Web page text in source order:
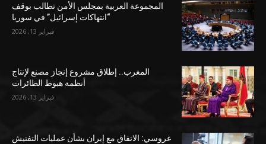
المجموعة العربية بمجلس الأمن تطالب بوقف
“انتهاكات إسرائيل” في سوريا
فبراير 13, 2026
المغرب.. إطلاق مشروع إنجاز مصنع لإنتاج
أنظمة هبوط الطائرات
فبراير 13, 2026
غروسي: الاتفاق مع إيران بشأن عمليات التفتيش